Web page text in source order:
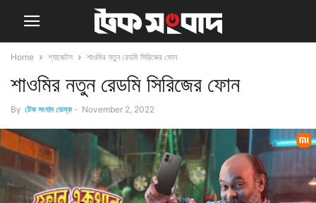
Home গ্যাজেটস শাওমির নতুন রেডমি সিরিজের ফোন
শাওমির নতুন রেডমি সিরিজের ফোন
By টেক সংবাদ ডেস্ক - November 2, 2022